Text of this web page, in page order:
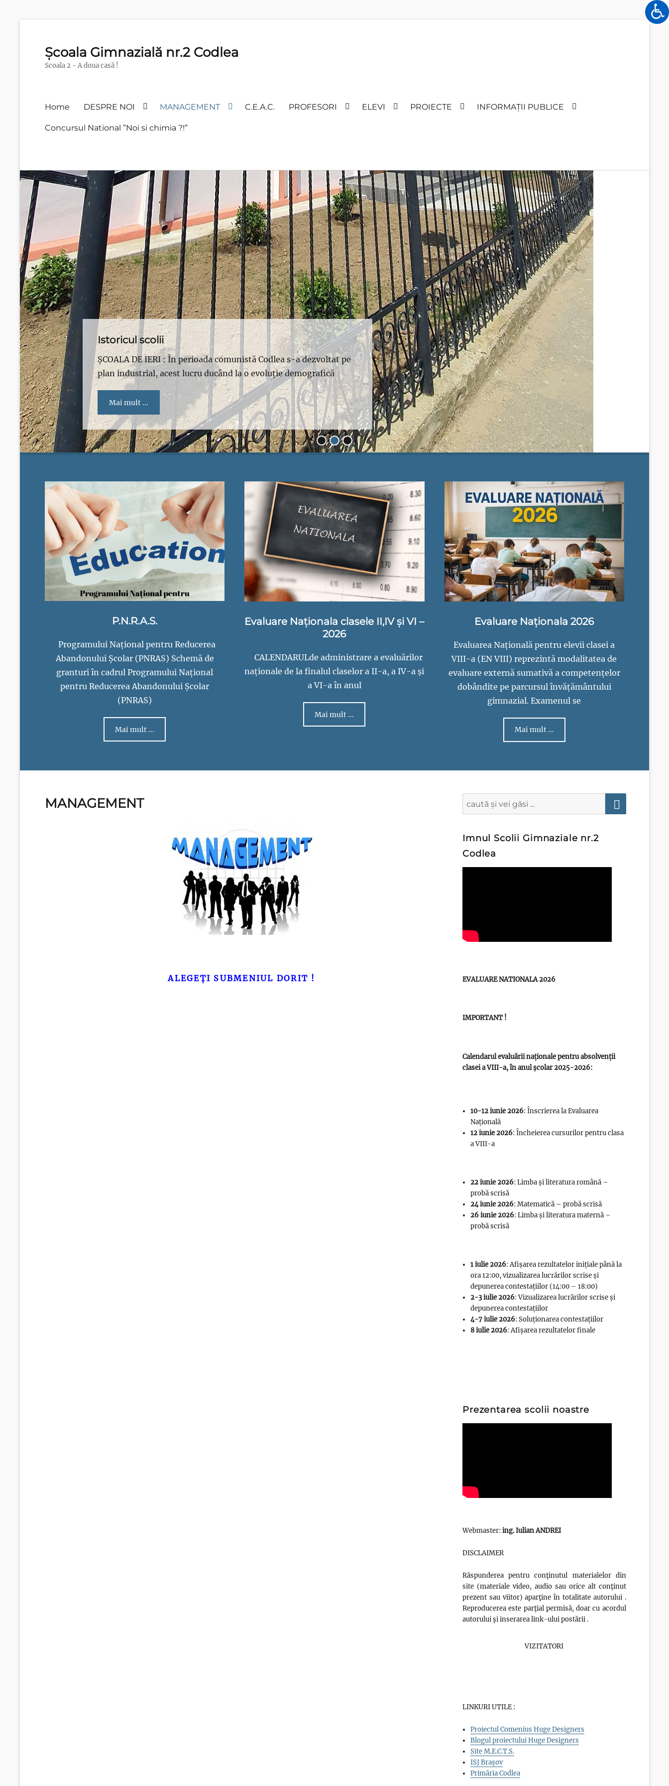
Școala Gimnazială nr.2 Codlea
Scoala 2 - A doua casă !
Home DESPRE NOI MANAGEMENT C.E.A.C. PROFESORI ELEVI PROIECTE INFORMAȚII PUBLICE
Concursul National ”Noi si chimia ?!”
Istoricul scolii
ȘCOALA DE IERI : În perioada comunistă Codlea s-a dezvoltat pe
plan industrial, acest lucru ducând la o evoluție demografică
Mai mult ...
P.N.R.A.S.
Programului Național pentru Reducerea
Abandonului Școlar (PNRAS) Schemă de
granturi în cadrul Programului Național
pentru Reducerea Abandonului Școlar
(PNRAS)
Mai mult ...
Evaluare Naționala clasele II,IV și VI –
2026
CALENDARULde administrare a evaluărilor
naționale de la finalul claselor a II-a, a IV-a și
a VI-a în anul
Mai mult ...
Evaluare Naționala 2026
Evaluarea Națională pentru elevii clasei a
VIII-a (EN VIII) reprezintă modalitatea de
evaluare externă sumativă a competențelor
dobândite pe parcursul învățământului
gimnazial. Examenul se
Mai mult ...
MANAGEMENT
ALEGEȚI SUBMENIUL DORIT !
Imnul Scolii Gimnaziale nr.2
Codlea
EVALUARE NATIONALA 2026
IMPORTANT !
Calendarul evaluării naționale pentru absolvenții
clasei a VIII-a, în anul școlar 2025-2026:
10-12 iunie 2026: Înscrierea la Evaluarea
Națională
12 iunie 2026: Încheierea cursurilor pentru clasa
a VIII-a
22 iunie 2026: Limba și literatura română –
probă scrisă
24 iunie 2026: Matematică – probă scrisă
26 iunie 2026: Limba și literatura maternă –
probă scrisă
1 iulie 2026: Afișarea rezultatelor inițiale până la
ora 12:00, vizualizarea lucrărilor scrise și
depunerea contestațiilor (14:00 – 18:00)
2-3 iulie 2026: Vizualizarea lucrărilor scrise și
depunerea contestațiilor
4-7 iulie 2026: Soluționarea contestațiilor
8 iulie 2026: Afișarea rezultatelor finale
Prezentarea scolii noastre
Webmaster:ing. Iulian ANDREI
DISCLAIMER
Răspunderea pentru conţinutul materialelor din
site (materiale video, audio sau orice alt conţinut
prezent sau viitor) aparţine în totalitate autorului .
Reproducerea este parţial permisă, doar cu acordul
autorului şi inserarea link-ului postării .
VIZITATORI
LINKURI UTILE :
Proiectul Comenius Huge Designers
Blogul proiectului Huge Designers
Site M.E.C.T.S.
ISJ Brașov
Primăria Codlea